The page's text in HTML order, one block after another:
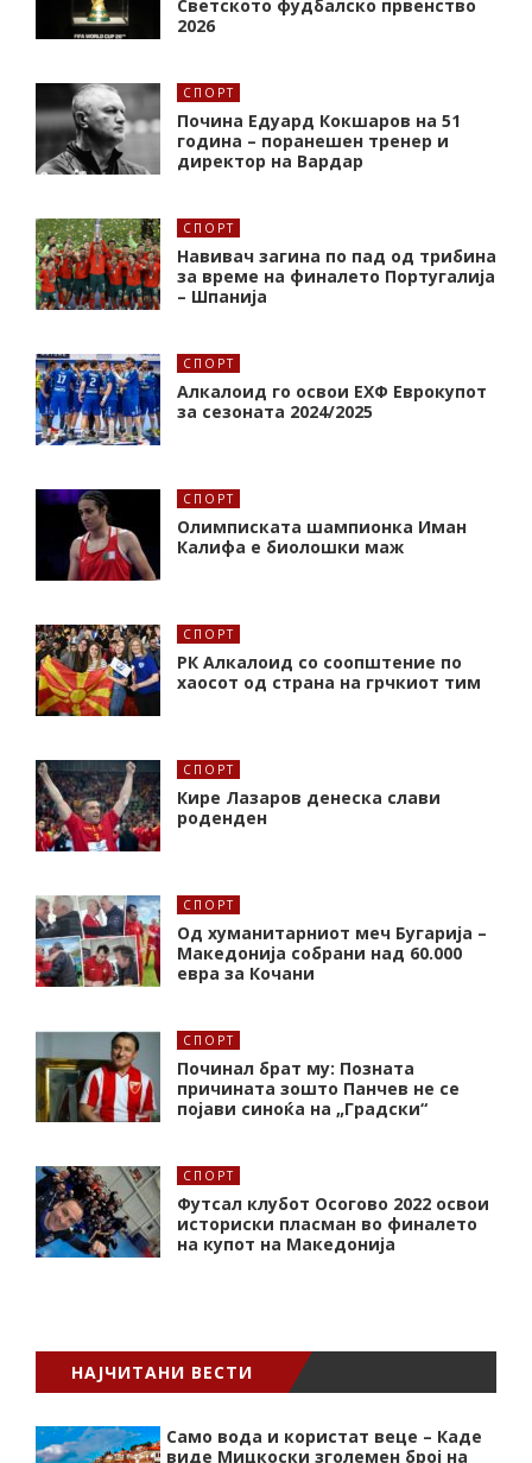
Светското фудбалско првенство
2026
СПОРТ
Почина Едуард Кокшаров на 51
година – поранешен тренер и
директор на Вардар
СПОРТ
Навивач загина по пад од трибина
за време на финалето Португалија
– Шпанија
СПОРТ
Алкалоид го освои ЕХФ Еврокупот
за сезоната 2024/2025
СПОРТ
Олимписката шампионка Иман
Калифa е биолошки маж
СПОРТ
РК Алкалоид со соопштение по
хаосот од страна на грчкиот тим
СПОРТ
Кире Лазаров денеска слави
роденден
СПОРТ
Од хуманитарниот меч Бугарија –
Македонија собрани над 60.000
евра за Кочани
СПОРТ
Починал брат му: Позната
причината зошто Панчев не се
појави синоќа на „Градски“
СПОРТ
Футсал клубот Осогово 2022 освои
историски пласман во финалето
на купот на Македонија
НАЈЧИТАНИ ВЕСТИ
Само вода и користат веце – Каде
виде Мицкоски зголемен број на